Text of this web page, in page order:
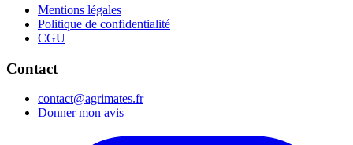
Mentions légales
Politique de confidentialité
CGU
Contact
contact@agrimates.fr
Donner mon avis